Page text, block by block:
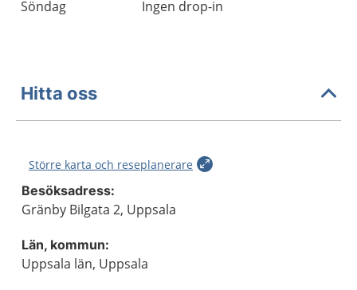
Söndag
Ingen drop-in
Hitta oss
Större karta och reseplanerare
Besöksadress:
Gränby Bilgata 2, Uppsala
Län, kommun:
Uppsala län, Uppsala